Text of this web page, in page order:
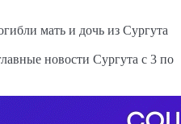
мать и дочь из Сургута
новости Сургута с 3 по